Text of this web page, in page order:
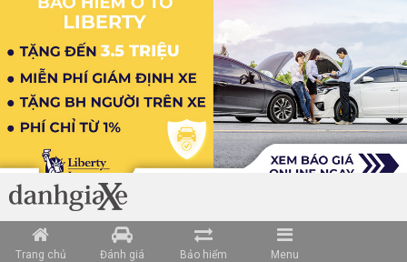
Trang chủ Đánh giá Bảo hiểm Menu